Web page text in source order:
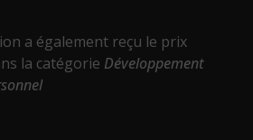
a également reçu le prix
la catégorie Développement